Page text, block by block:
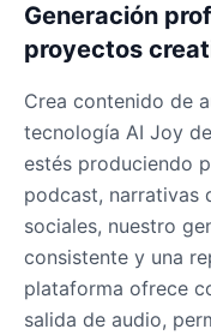
Generación
proyectos
Crea contenido de
tecnología AI Joy
estés produciendo
podcast, narrativas
sociales, nuestro
consistente y una
plataforma ofrece
salida de audio,